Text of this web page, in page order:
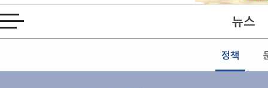
전체메뉴 열기 뉴스
정책